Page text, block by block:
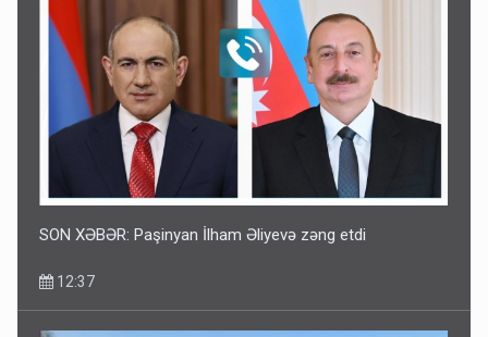
SON XƏBƏR: Paşinyan İlham Əliyevə zəng etdi
12:37